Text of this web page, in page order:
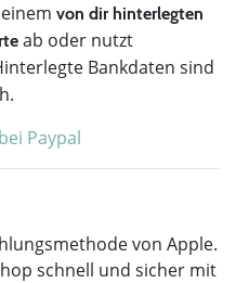
von dir hinterlegten
ab oder nutzt
Bankdaten sind
Paypal
von Apple.
schnell und sicher mit